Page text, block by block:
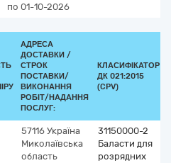
по 01-10-2026
АДРЕСА
ДОСТАВКИ /
СТРОК
ПОСТАВКИ/
ВИКОНАННЯ
РОБІТ/НАДАННЯ
ПОСЛУГ:
КЛАСИФІКАТОР
ДК 021:2015
(CPV)
57116 Україна
Миколаївська
область
31150000-2
Баласти для
розрядних